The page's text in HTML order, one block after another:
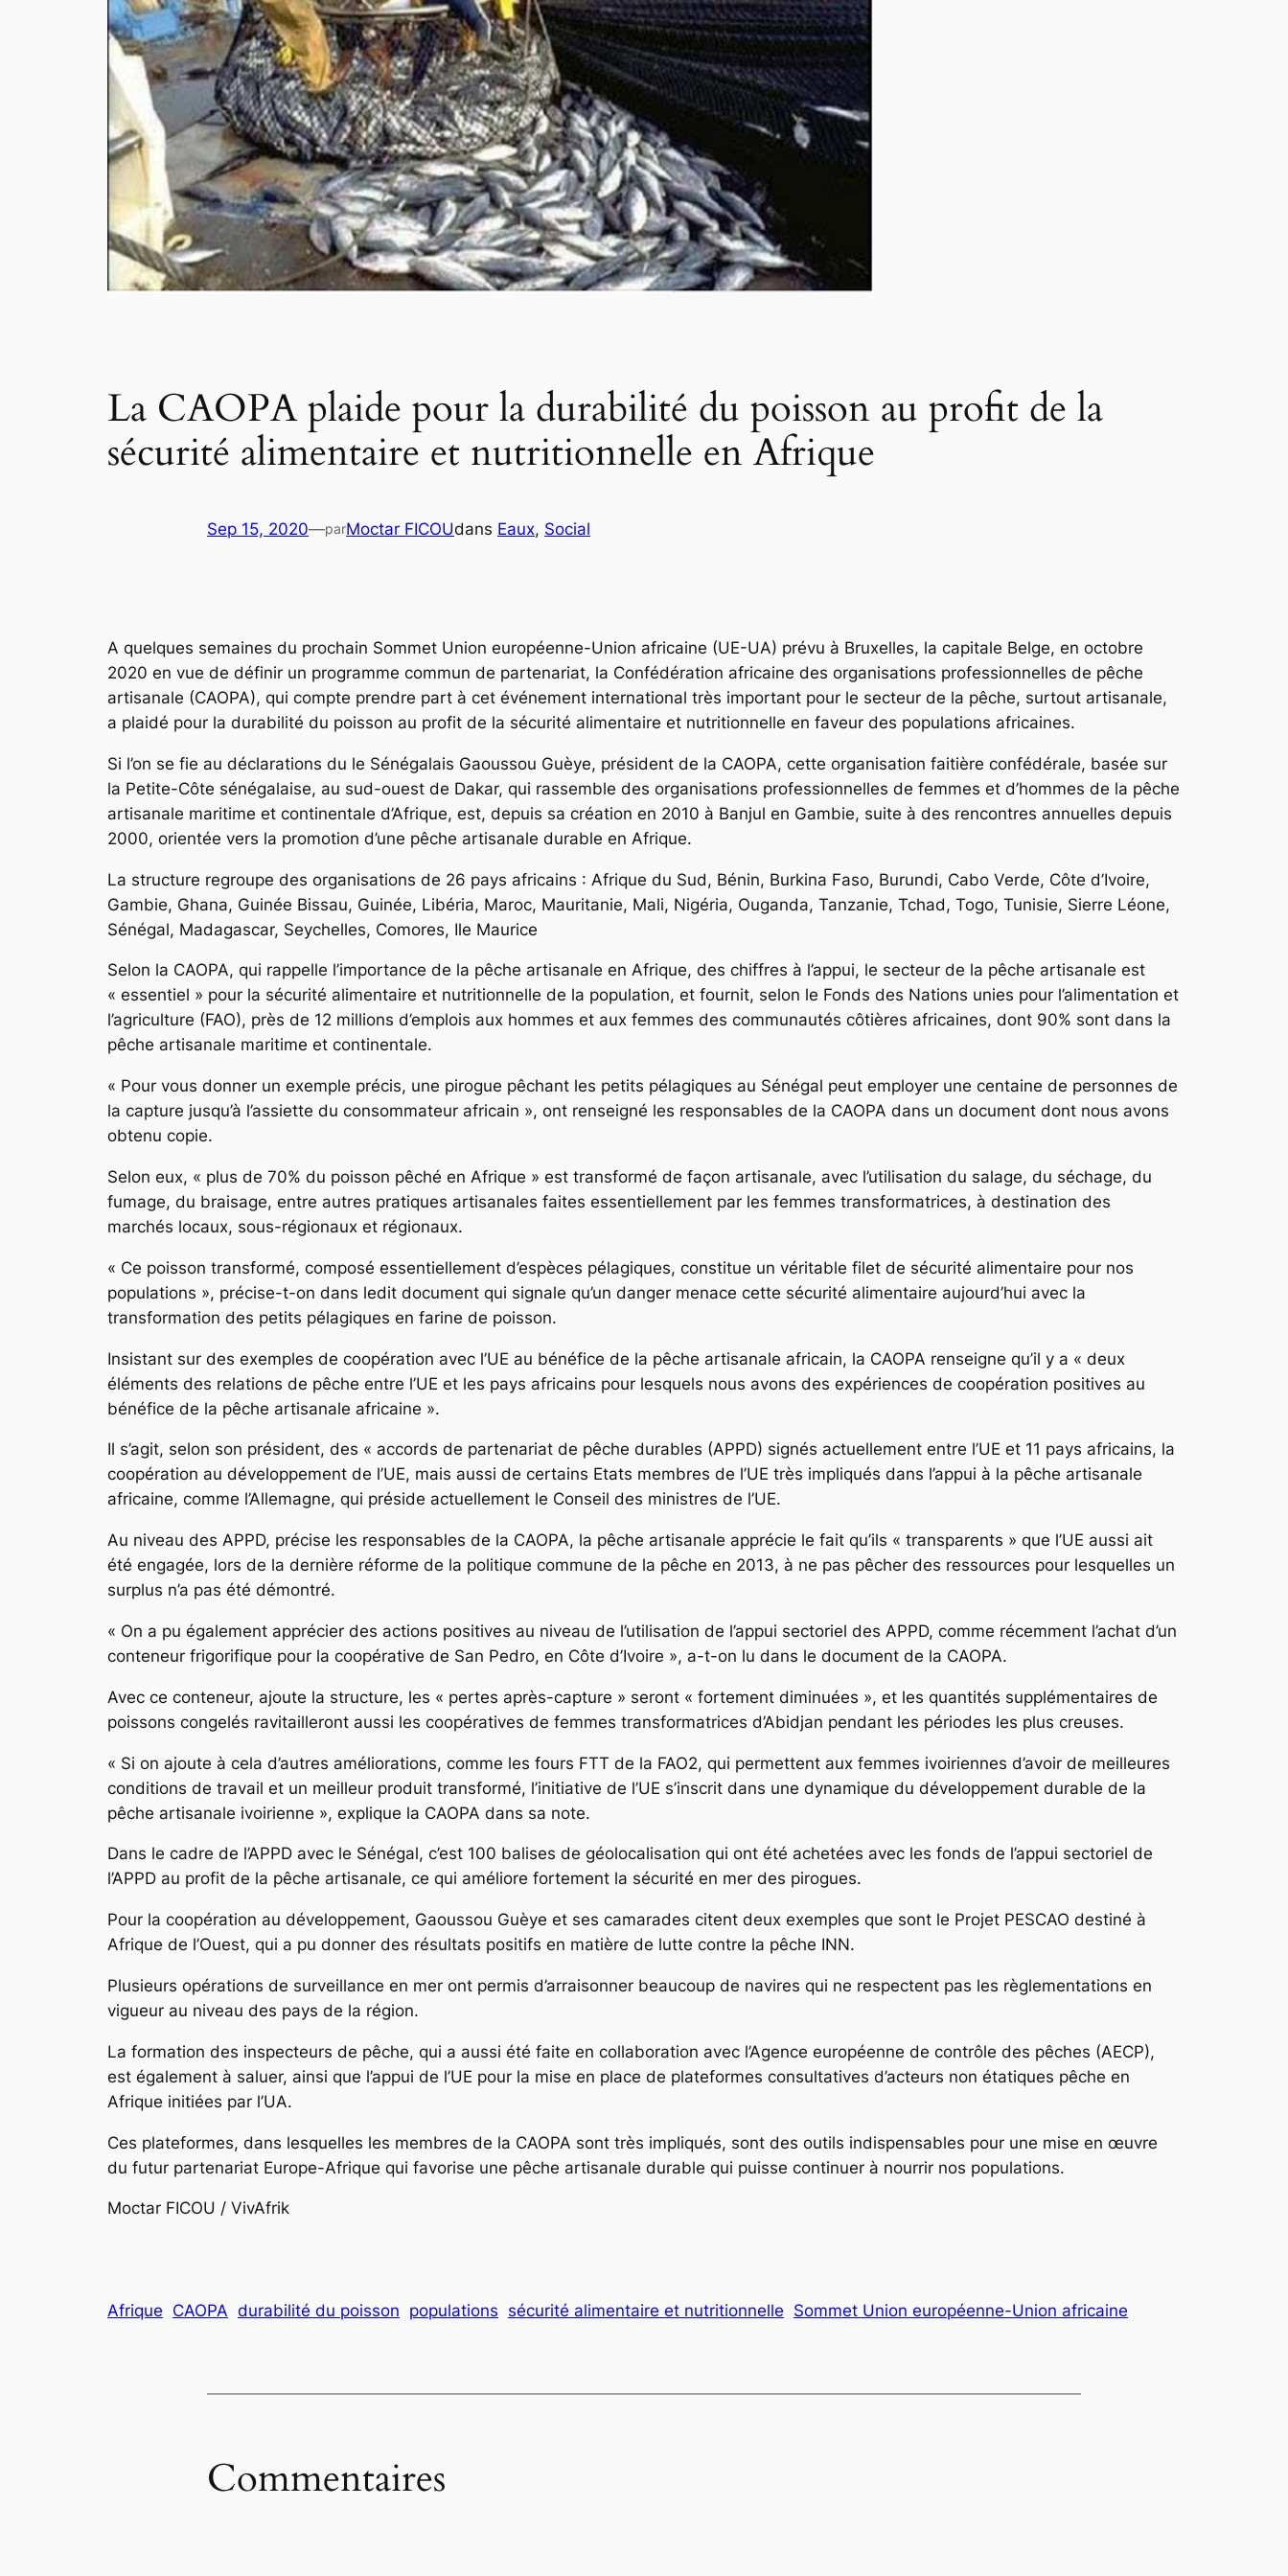
La CAOPA plaide pour la durabilité du poisson au profit de la
sécurité alimentaire et nutritionnelle en Afrique
Sep 15, 2020—parMoctar FICOUdans Eaux, Social
A quelques semaines du prochain Sommet Union européenne-Union africaine (UE-UA) prévu à Bruxelles, la capitale Belge, en octobre
2020 en vue de définir un programme commun de partenariat, la Confédération africaine des organisations professionnelles de pêche
artisanale (CAOPA), qui compte prendre part à cet événement international très important pour le secteur de la pêche, surtout artisanale,
a plaidé pour la durabilité du poisson au profit de la sécurité alimentaire et nutritionnelle en faveur des populations africaines.
Si l’on se fie au déclarations du le Sénégalais Gaoussou Guèye, président de la CAOPA, cette organisation faitière confédérale, basée sur
la Petite-Côte sénégalaise, au sud-ouest de Dakar, qui rassemble des organisations professionnelles de femmes et d’hommes de la pêche
artisanale maritime et continentale d’Afrique, est, depuis sa création en 2010 à Banjul en Gambie, suite à des rencontres annuelles depuis
2000, orientée vers la promotion d’une pêche artisanale durable en Afrique.
La structure regroupe des organisations de 26 pays africains : Afrique du Sud, Bénin, Burkina Faso, Burundi, Cabo Verde, Côte d’Ivoire,
Gambie, Ghana, Guinée Bissau, Guinée, Libéria, Maroc, Mauritanie, Mali, Nigéria, Ouganda, Tanzanie, Tchad, Togo, Tunisie, Sierre Léone,
Sénégal, Madagascar, Seychelles, Comores, Ile Maurice
Selon la CAOPA, qui rappelle l’importance de la pêche artisanale en Afrique, des chiffres à l’appui, le secteur de la pêche artisanale est
« essentiel » pour la sécurité alimentaire et nutritionnelle de la population, et fournit, selon le Fonds des Nations unies pour l’alimentation et
l’agriculture (FAO), près de 12 millions d’emplois aux hommes et aux femmes des communautés côtières africaines, dont 90% sont dans la
pêche artisanale maritime et continentale.
« Pour vous donner un exemple précis, une pirogue pêchant les petits pélagiques au Sénégal peut employer une centaine de personnes de
la capture jusqu’à l’assiette du consommateur africain », ont renseigné les responsables de la CAOPA dans un document dont nous avons
obtenu copie.
Selon eux, « plus de 70% du poisson pêché en Afrique » est transformé de façon artisanale, avec l’utilisation du salage, du séchage, du
fumage, du braisage, entre autres pratiques artisanales faites essentiellement par les femmes transformatrices, à destination des
marchés locaux, sous-régionaux et régionaux.
« Ce poisson transformé, composé essentiellement d’espèces pélagiques, constitue un véritable filet de sécurité alimentaire pour nos
populations », précise-t-on dans ledit document qui signale qu’un danger menace cette sécurité alimentaire aujourd’hui avec la
transformation des petits pélagiques en farine de poisson.
Insistant sur des exemples de coopération avec l’UE au bénéfice de la pêche artisanale africain, la CAOPA renseigne qu’il y a « deux
éléments des relations de pêche entre l’UE et les pays africains pour lesquels nous avons des expériences de coopération positives au
bénéfice de la pêche artisanale africaine ».
Il s’agit, selon son président, des « accords de partenariat de pêche durables (APPD) signés actuellement entre l’UE et 11 pays africains, la
coopération au développement de l’UE, mais aussi de certains Etats membres de l’UE très impliqués dans l’appui à la pêche artisanale
africaine, comme l’Allemagne, qui préside actuellement le Conseil des ministres de l’UE.
Au niveau des APPD, précise les responsables de la CAOPA, la pêche artisanale apprécie le fait qu’ils « transparents » que l’UE aussi ait
été engagée, lors de la dernière réforme de la politique commune de la pêche en 2013, à ne pas pêcher des ressources pour lesquelles un
surplus n’a pas été démontré.
« On a pu également apprécier des actions positives au niveau de l’utilisation de l’appui sectoriel des APPD, comme récemment l’achat d’un
conteneur frigorifique pour la coopérative de San Pedro, en Côte d’Ivoire », a-t-on lu dans le document de la CAOPA.
Avec ce conteneur, ajoute la structure, les « pertes après-capture » seront « fortement diminuées », et les quantités supplémentaires de
poissons congelés ravitailleront aussi les coopératives de femmes transformatrices d’Abidjan pendant les périodes les plus creuses.
« Si on ajoute à cela d’autres améliorations, comme les fours FTT de la FAO2, qui permettent aux femmes ivoiriennes d’avoir de meilleures
conditions de travail et un meilleur produit transformé, l’initiative de l’UE s’inscrit dans une dynamique du développement durable de la
pêche artisanale ivoirienne », explique la CAOPA dans sa note.
Dans le cadre de l’APPD avec le Sénégal, c’est 100 balises de géolocalisation qui ont été achetées avec les fonds de l’appui sectoriel de
l’APPD au profit de la pêche artisanale, ce qui améliore fortement la sécurité en mer des pirogues.
Pour la coopération au développement, Gaoussou Guèye et ses camarades citent deux exemples que sont le Projet PESCAO destiné à
Afrique de l’Ouest, qui a pu donner des résultats positifs en matière de lutte contre la pêche INN.
Plusieurs opérations de surveillance en mer ont permis d’arraisonner beaucoup de navires qui ne respectent pas les règlementations en
vigueur au niveau des pays de la région.
La formation des inspecteurs de pêche, qui a aussi été faite en collaboration avec l’Agence européenne de contrôle des pêches (AECP),
est également à saluer, ainsi que l’appui de l’UE pour la mise en place de plateformes consultatives d’acteurs non étatiques pêche en
Afrique initiées par l’UA.
Ces plateformes, dans lesquelles les membres de la CAOPA sont très impliqués, sont des outils indispensables pour une mise en œuvre
du futur partenariat Europe-Afrique qui favorise une pêche artisanale durable qui puisse continuer à nourrir nos populations.
Moctar FICOU / VivAfrik
Afrique CAOPA durabilité du poisson populations sécurité alimentaire et nutritionnelle Sommet Union européenne-Union africaine
Commentaires